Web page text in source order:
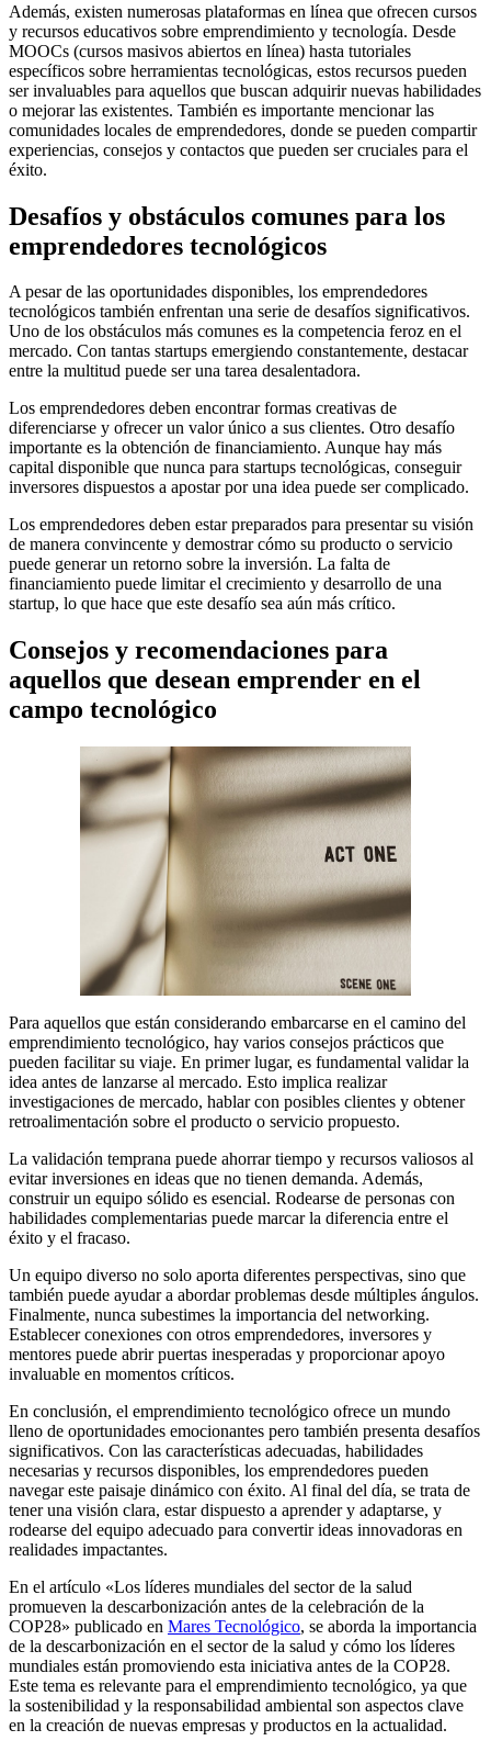
Además, existen numerosas plataformas en línea que ofrecen cursos
y recursos educativos sobre emprendimiento y tecnología. Desde
MOOCs (cursos masivos abiertos en línea) hasta tutoriales
específicos sobre herramientas tecnológicas, estos recursos pueden
ser invaluables para aquellos que buscan adquirir nuevas habilidades
o mejorar las existentes. También es importante mencionar las
comunidades locales de emprendedores, donde se pueden compartir
experiencias, consejos y contactos que pueden ser cruciales para el
éxito.
Desafíos y obstáculos comunes para los
emprendedores tecnológicos
A pesar de las oportunidades disponibles, los emprendedores
tecnológicos también enfrentan una serie de desafíos significativos.
Uno de los obstáculos más comunes es la competencia feroz en el
mercado. Con tantas startups emergiendo constantemente, destacar
entre la multitud puede ser una tarea desalentadora.
Los emprendedores deben encontrar formas creativas de
diferenciarse y ofrecer un valor único a sus clientes. Otro desafío
importante es la obtención de financiamiento. Aunque hay más
capital disponible que nunca para startups tecnológicas, conseguir
inversores dispuestos a apostar por una idea puede ser complicado.
Los emprendedores deben estar preparados para presentar su visión
de manera convincente y demostrar cómo su producto o servicio
puede generar un retorno sobre la inversión. La falta de
financiamiento puede limitar el crecimiento y desarrollo de una
startup, lo que hace que este desafío sea aún más crítico.
Consejos y recomendaciones para
aquellos que desean emprender en el
campo tecnológico
Para aquellos que están considerando embarcarse en el camino del
emprendimiento tecnológico, hay varios consejos prácticos que
pueden facilitar su viaje. En primer lugar, es fundamental validar la
idea antes de lanzarse al mercado. Esto implica realizar
investigaciones de mercado, hablar con posibles clientes y obtener
retroalimentación sobre el producto o servicio propuesto.
La validación temprana puede ahorrar tiempo y recursos valiosos al
evitar inversiones en ideas que no tienen demanda. Además,
construir un equipo sólido es esencial. Rodearse de personas con
habilidades complementarias puede marcar la diferencia entre el
éxito y el fracaso.
Un equipo diverso no solo aporta diferentes perspectivas, sino que
también puede ayudar a abordar problemas desde múltiples ángulos.
Finalmente, nunca subestimes la importancia del networking.
Establecer conexiones con otros emprendedores, inversores y
mentores puede abrir puertas inesperadas y proporcionar apoyo
invaluable en momentos críticos.
En conclusión, el emprendimiento tecnológico ofrece un mundo
lleno de oportunidades emocionantes pero también presenta desafíos
significativos. Con las características adecuadas, habilidades
necesarias y recursos disponibles, los emprendedores pueden
navegar este paisaje dinámico con éxito. Al final del día, se trata de
tener una visión clara, estar dispuesto a aprender y adaptarse, y
rodearse del equipo adecuado para convertir ideas innovadoras en
realidades impactantes.
En el artículo «Los líderes mundiales del sector de la salud
promueven la descarbonización antes de la celebración de la
COP28» publicado en Mares Tecnológico, se aborda la importancia
de la descarbonización en el sector de la salud y cómo los líderes
mundiales están promoviendo esta iniciativa antes de la COP28.
Este tema es relevante para el emprendimiento tecnológico, ya que
la sostenibilidad y la responsabilidad ambiental son aspectos clave
en la creación de nuevas empresas y productos en la actualidad.